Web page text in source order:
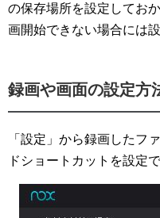
の保存場所を設定してお
画開始できない場合には
録画や画面の設定方
「設定」から録画したフ
ドショートカットを設定で